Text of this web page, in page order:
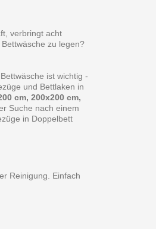
verbringt acht
zu legen?
ist wichtig -
und Bettlaken in
cm, 200x200 cm,
Suche nach einem
in Doppelbett
Reinigung. Einfach